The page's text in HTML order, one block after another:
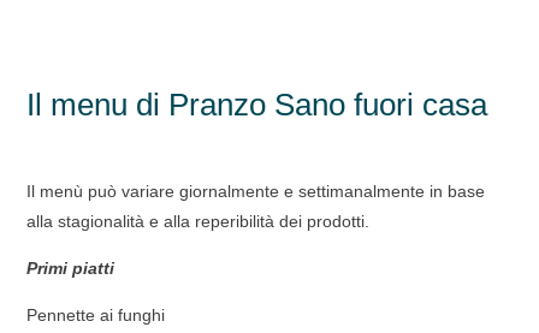
Il menu di Pranzo Sano fuori casa
Il menù può variare giornalmente e settimanalmente in base
alla stagionalità e alla reperibilità dei prodotti.
Primi piatti
Pennette ai funghi